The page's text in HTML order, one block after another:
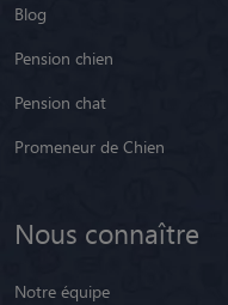
Blog
Pension chien
Pension chat
Promeneur de Chien
Nous connaître
Notre équipe